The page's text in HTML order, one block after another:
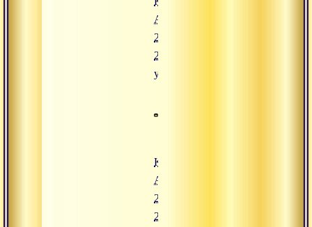
Адвайты.
23 июля
2008,
утро
Конгресс
Адвайты.
22 июля
2008,